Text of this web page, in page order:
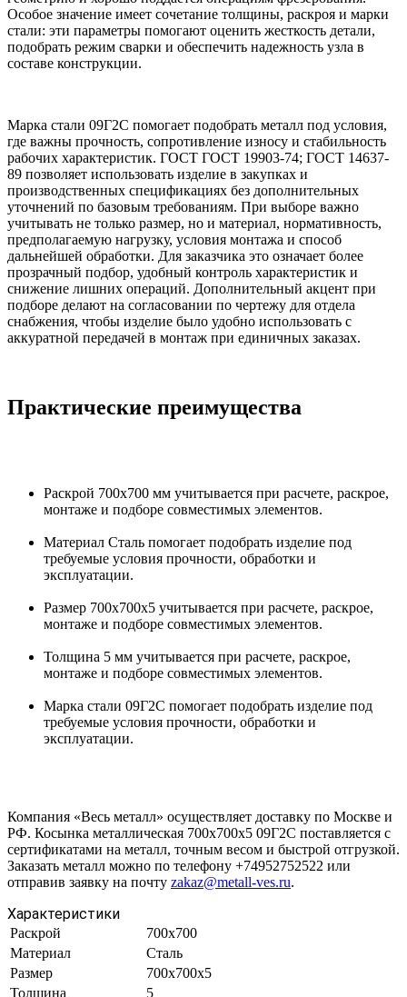
Особое значение имеет сочетание толщины, раскроя и марки
стали: эти параметры помогают оценить жесткость детали,
подобрать режим сварки и обеспечить надежность узла в
составе конструкции.
Марка стали 09Г2С помогает подобрать металл под условия,
где важны прочность, сопротивление износу и стабильность
рабочих характеристик. ГОСТ ГОСТ 19903-74; ГОСТ 14637-
89 позволяет использовать изделие в закупках и
производственных спецификациях без дополнительных
уточнений по базовым требованиям. При выборе важно
учитывать не только размер, но и материал, нормативность,
предполагаемую нагрузку, условия монтажа и способ
дальнейшей обработки. Для заказчика это означает более
прозрачный подбор, удобный контроль характеристик и
снижение лишних операций. Дополнительный акцент при
подборе делают на согласовании по чертежу для отдела
снабжения, чтобы изделие было удобно использовать с
аккуратной передачей в монтаж при единичных заказах.
Практические преимущества
Раскрой 700х700 мм учитывается при расчете, раскрое,
монтаже и подборе совместимых элементов.
Материал Сталь помогает подобрать изделие под
требуемые условия прочности, обработки и
эксплуатации.
Размер 700х700х5 учитывается при расчете, раскрое,
монтаже и подборе совместимых элементов.
Толщина 5 мм учитывается при расчете, раскрое,
монтаже и подборе совместимых элементов.
Марка стали 09Г2С помогает подобрать изделие под
требуемые условия прочности, обработки и
эксплуатации.
Компания «Весь металл» осуществляет доставку по Москве и
РФ. Косынка металлическая 700х700х5 09Г2С поставляется с
сертификатами на металл, точным весом и быстрой отгрузкой.
Заказать металл можно по телефону +74952752522 или
отправив заявку на почту zakaz@metall-ves.ru.
Характеристики
Раскрой
700х700
Материал
Сталь
Размер
700х700х5
Толщина
5